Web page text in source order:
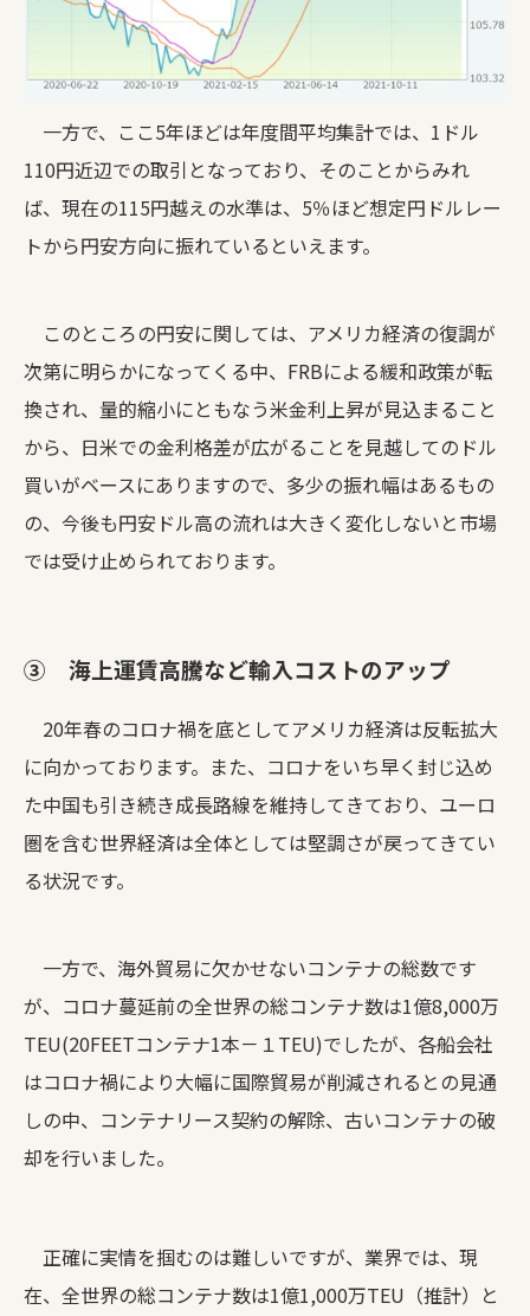
一方で、ここ5年ほどは年度間平均集計では、1ドル
110円近辺での取引となっており、そのことからみれ
ば、現在の115円越えの水準は、5％ほど想定円ドルレー
トから円安方向に振れているといえます。
このところの円安に関しては、アメリカ経済の復調が
次第に明らかになってくる中、FRBによる緩和政策が転
換され、量的縮小にともなう米金利上昇が見込まること
から、日米での金利格差が広がることを見越してのドル
買いがベースにありますので、多少の振れ幅はあるもの
の、今後も円安ドル高の流れは大きく変化しないと市場
では受け止められております。
③ 海上運賃高騰など輸入コストのアップ
20年春のコロナ禍を底としてアメリカ経済は反転拡大
に向かっております。また、コロナをいち早く封じ込め
た中国も引き続き成長路線を維持してきており、ユーロ
圏を含む世界経済は全体としては堅調さが戻ってきてい
る状況です。
一方で、海外貿易に欠かせないコンテナの総数です
が、コロナ蔓延前の全世界の総コンテナ数は1億8,000万
TEU(20FEETコンテナ1本－１TEU)でしたが、各船会社
はコロナ禍により大幅に国際貿易が削減されるとの見通
しの中、コンテナリース契約の解除、古いコンテナの破
却を行いました。
正確に実情を掴むのは難しいですが、業界では、現
在、全世界の総コンテナ数は1億1,000万TEU（推計）と